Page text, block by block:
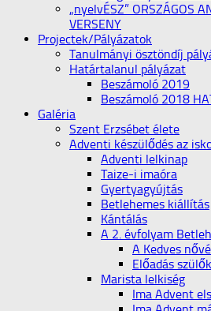
„nyelvÉSZ” ORSZÁGOS
VERSENY
Projectek/Pályázatok
Tanulmányi ösztöndíj
Határtalanul pályázat
Beszámoló 2019
Beszámoló 2018
Galéria
Szent Erzsébet élete
Adventi készülődés az
Adventi lelkinap
Taize-i imaóra
Gyertyagyújtás
Betlehemes kiállítás
Kántálás
A 2. évfolyam
A Kedves
Előadás
Marista lelkiség
Ima Advent